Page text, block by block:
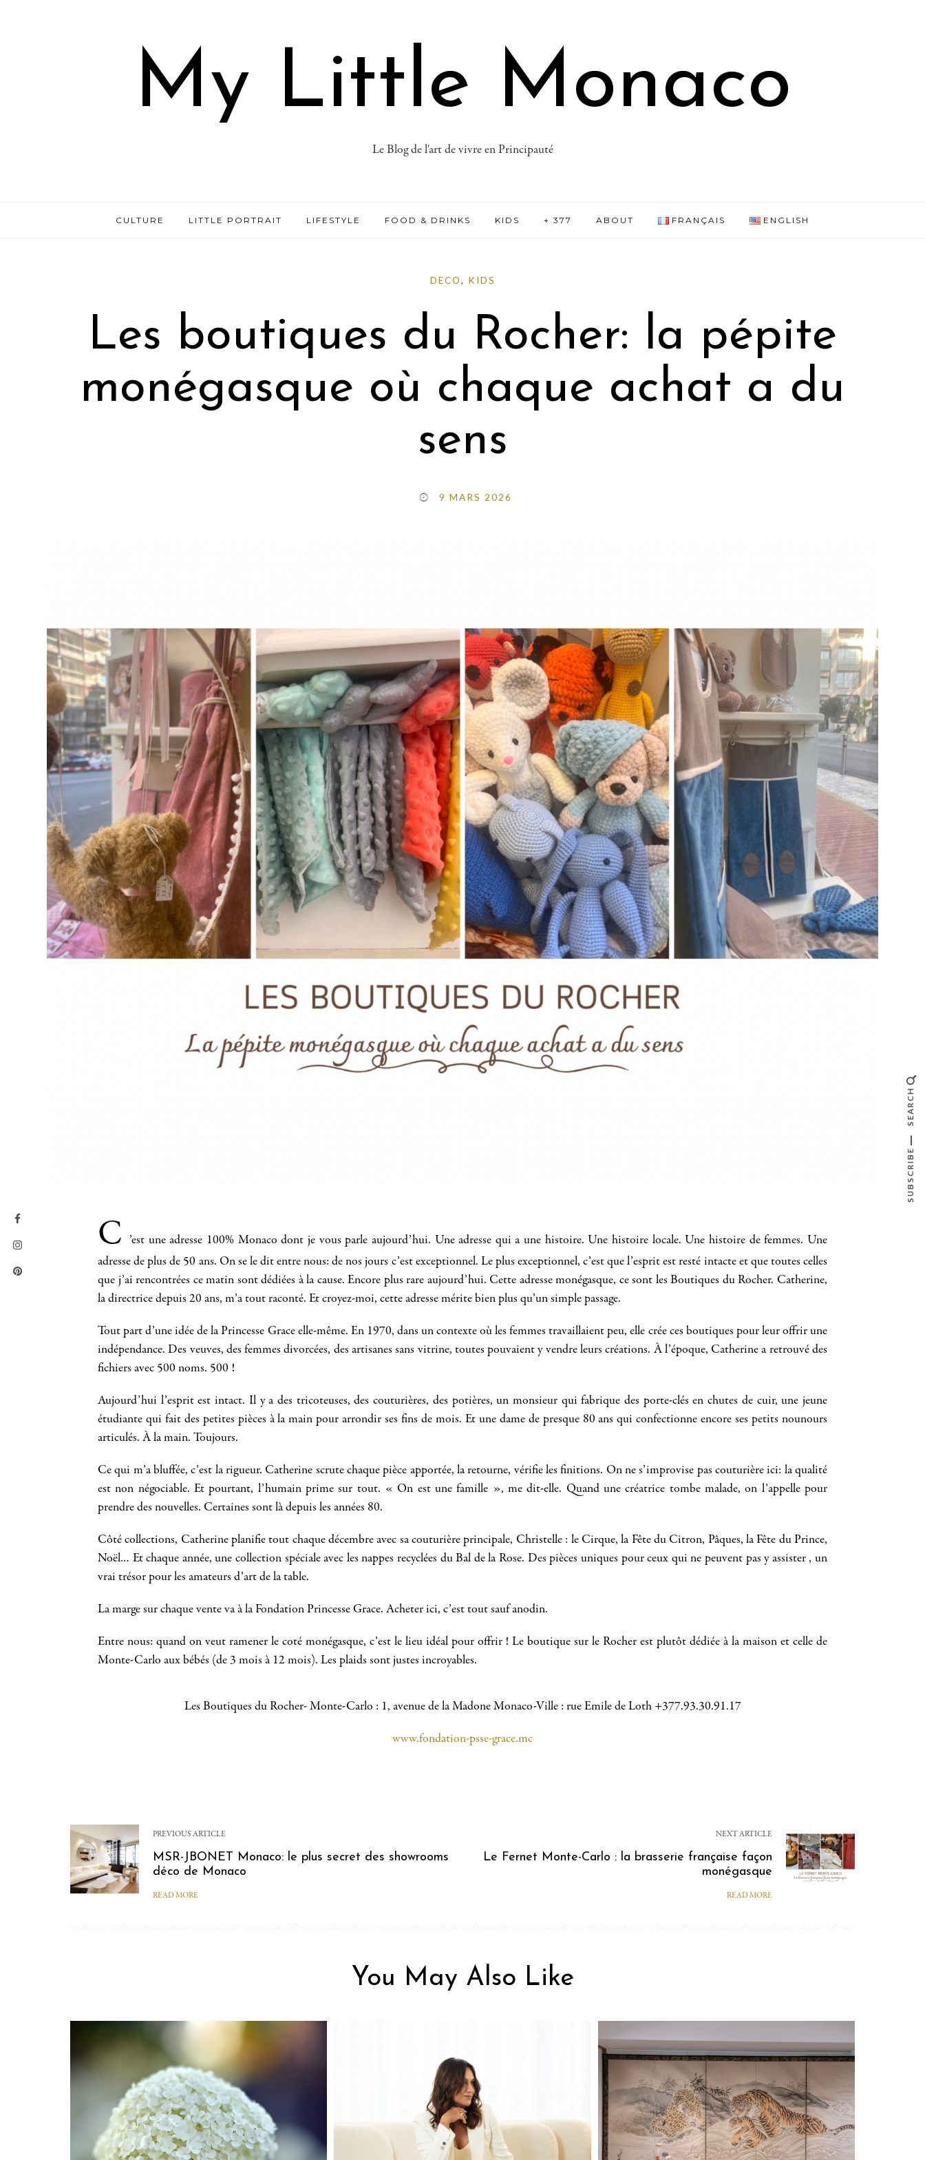
My Little Monaco
Le Blog de l'art de vivre en Principauté
CULTURE LITTLE PORTRAIT LIFESTYLE FOOD & DRINKS KIDS + 377 ABOUT FRANÇAIS ENGLISH
DECO, KIDS
Les boutiques du Rocher: la pépite
monégasque où chaque achat a du
sens
9 MARS 2026
C
’est une adresse 100% Monaco dont je vous parle aujourd’hui. Une adresse qui a une histoire. Une histoire locale. Une histoire de femmes. Une
adresse de plus de 50 ans. On se le dit entre nous: de nos jours c’est exceptionnel. Le plus exceptionnel, c’est que l’esprit est resté intacte et que toutes celles
que j’ai rencontrées ce matin sont dédiées à la cause. Encore plus rare aujourd’hui. Cette adresse monégasque, ce sont les Boutiques du Rocher. Catherine,
la directrice depuis 20 ans, m’a tout raconté. Et croyez-moi, cette adresse mérite bien plus qu’un simple passage.
Tout part d’une idée de la Princesse Grace elle-même. En 1970, dans un contexte où les femmes travaillaient peu, elle crée ces boutiques pour leur offrir une
indépendance. Des veuves, des femmes divorcées, des artisanes sans vitrine, toutes pouvaient y vendre leurs créations. À l’époque, Catherine a retrouvé des
fichiers avec 500 noms. 500 !
Aujourd’hui l’esprit est intact. Il y a des tricoteuses, des couturières, des potières, un monsieur qui fabrique des porte-clés en chutes de cuir, une jeune
étudiante qui fait des petites pièces à la main pour arrondir ses fins de mois. Et une dame de presque 80 ans qui confectionne encore ses petits nounours
articulés. À la main. Toujours.
Ce qui m’a bluffée, c’est la rigueur. Catherine scrute chaque pièce apportée, la retourne, vérifie les finitions. On ne s’improvise pas couturière ici: la qualité
est non négociable. Et pourtant, l’humain prime sur tout. « On est une famille », me dit-elle. Quand une créatrice tombe malade, on l’appelle pour
prendre des nouvelles. Certaines sont là depuis les années 80.
Côté collections, Catherine planifie tout chaque décembre avec sa couturière principale, Christelle : le Cirque, la Fête du Citron, Pâques, la Fête du Prince,
Noël… Et chaque année, une collection spéciale avec les nappes recyclées du Bal de la Rose. Des pièces uniques pour ceux qui ne peuvent pas y assister , un
vrai trésor pour les amateurs d’art de la table.
La marge sur chaque vente va à la Fondation Princesse Grace. Acheter ici, c’est tout sauf anodin.
Entre nous: quand on veut ramener le coté monégasque, c’est le lieu idéal pour offrir ! Le boutique sur le Rocher est plutôt dédiée à la maison et celle de
Monte-Carlo aux bébés (de 3 mois à 12 mois). Les plaids sont justes incroyables.
Les Boutiques du Rocher- Monte-Carlo : 1, avenue de la Madone Monaco-Ville : rue Emile de Loth +377.93.30.91.17
www.fondation-psse-grace.mc
PREVIOUS ARTICLE
MSR-JBONET Monaco: le plus secret des showrooms
déco de Monaco
READ MORE
NEXT ARTICLE
Le Fernet Monte-Carlo : la brasserie française façon
monégasque
READ MORE
You May Also Like
SEARCH
SUBSCRIBE